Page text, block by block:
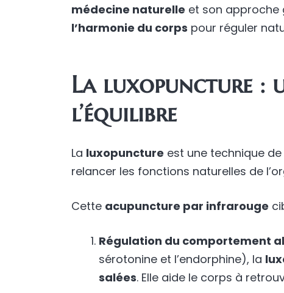
médecine naturelle et son approche
l’harmonie du corps pour réguler
La luxopuncture :
l’équilibre
La luxopuncture est une technique de
relancer les fonctions naturelles de
Cette acupuncture par infrarouge
Régulation du comportement
sérotonine et l’endorphine), la
salées. Elle aide le corps à